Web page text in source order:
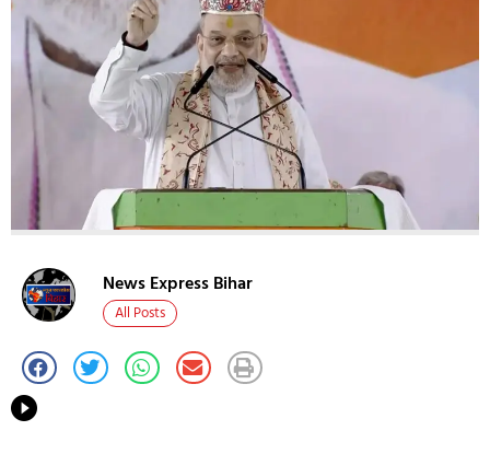
News Express Bihar
All Posts